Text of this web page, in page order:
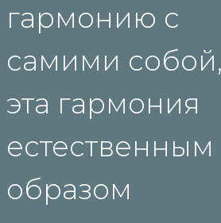
гармонию с
самими
эта гармония
естественным
образом